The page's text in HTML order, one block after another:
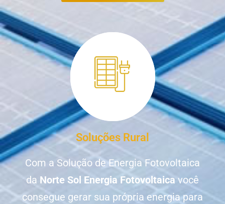
Soluções Rural
Com a Solução de Energia Fotovoltaica
da Norte Sol Energia Fotovoltaica você
consegue gerar sua própria energia para